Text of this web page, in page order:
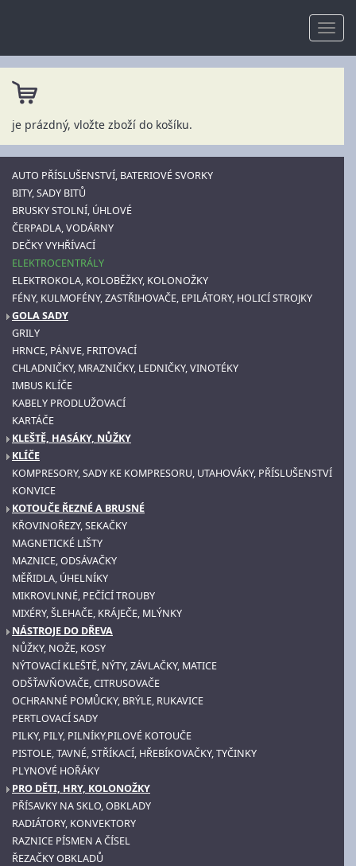
je prázdný, vložte zboží do košíku.
AUTO PŘÍSLUŠENSTVÍ, BATERIOVÉ SVORKY
BITY, SADY BITŮ
BRUSKY STOLNÍ, ÚHLOVÉ
ČERPADLA, VODÁRNY
DEČKY VYHŘÍVACÍ
ELEKTROCENTRÁLY
ELEKTROKOLA, KOLOBĚŽKY, KOLONOŽKY
FÉNY, KULMOFÉNY, ZASTŘIHOVAČE, EPILÁTORY, HOLICÍ STROJKY
GOLA SADY
GRILY
HRNCE, PÁNVE, FRITOVACÍ
CHLADNIČKY, MRAZNIČKY, LEDNIČKY, VINOTÉKY
IMBUS KLÍČE
KABELY PRODLUŽOVACÍ
KARTÁČE
KLEŠTĚ, HASÁKY, NŮŽKY
KLÍČE
KOMPRESORY, SADY KE KOMPRESORU, UTAHOVÁKY, PŘÍSLUŠENSTVÍ
KONVICE
KOTOUČE ŘEZNÉ A BRUSNÉ
KŘOVINOŘEZY, SEKAČKY
MAGNETICKÉ LIŠTY
MAZNICE, ODSÁVAČKY
MĚŘIDLA, ÚHELNÍKY
MIKROVLNNÉ, PEČÍCÍ TROUBY
MIXÉRY, ŠLEHAČE, KRÁJEČE, MLÝNKY
NÁSTROJE DO DŘEVA
NŮŽKY, NOŽE, KOSY
NÝTOVACÍ KLEŠTĚ, NÝTY, ZÁVLAČKY, MATICE
ODŠŤAVŇOVAČE, CITRUSOVAČE
OCHRANNÉ POMŮCKY, BRÝLE, RUKAVICE
PERTLOVACÍ SADY
PILKY, PILY, PILNÍKY,PILOVÉ KOTOUČE
PISTOLE, TAVNÉ, STŘÍKACÍ, HŘEBÍKOVAČKY, TYČINKY
PLYNOVÉ HOŘÁKY
PRO DĚTI, HRY, KOLONOŽKY
PŘÍSAVKY NA SKLO, OBKLADY
RADIÁTORY, KONVEKTORY
RAZNICE PÍSMEN A ČÍSEL
ŘEZAČKY OBKLADŮ